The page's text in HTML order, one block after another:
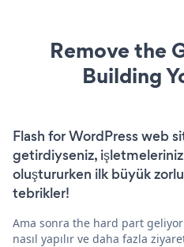
Remove the
Building
Flash for WordPress web
getirdiyseniz,
oluştururken ilk büyük
tebrikler!
Ama sonra the hard part
nasıl yapılır ve daha fazla